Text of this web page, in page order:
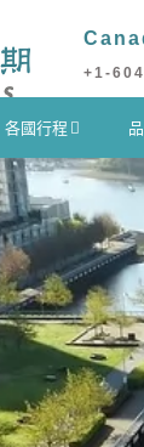
+1-
各國行程